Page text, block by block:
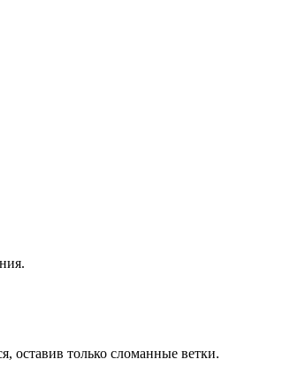
оставив только сломанные ветки.